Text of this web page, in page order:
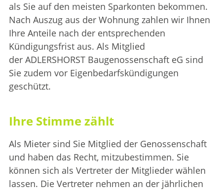
als Sie auf den meisten Sparkonten bekommen.
Nach Auszug aus der Wohnung zahlen wir Ihnen
Ihre Anteile nach der entsprechenden
Kündigungsfrist aus. Als Mitglied
der ADLERSHORST Baugenossenschaft eG sind
Sie zudem vor Eigenbedarfskündigungen
geschützt.
Ihre Stimme zählt
Als Mieter sind Sie Mitglied der Genossenschaft
und haben das Recht, mitzubestimmen. Sie
können sich als Vertreter der Mitglieder wählen
lassen. Die Vertreter nehmen an der jährlichen